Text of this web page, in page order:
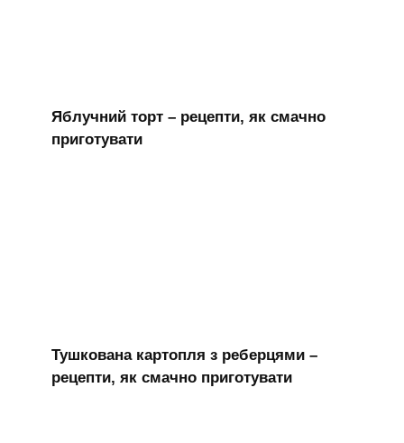
Яблучний торт – рецепти, як смачно
приготувати
Тушкована картопля з реберцями –
рецепти, як смачно приготувати